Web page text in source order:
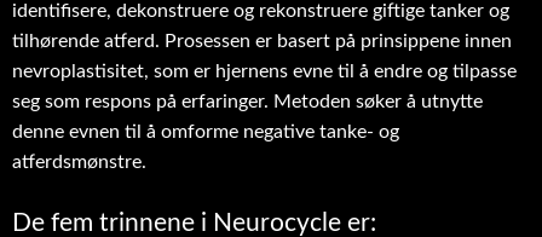
identifisere, dekonstruere og rekonstruere giftige tanker og
tilhørende atferd. Prosessen er basert på prinsippene innen
nevroplastisitet, som er hjernens evne til å endre og tilpasse
seg som respons på erfaringer. Metoden søker å utnytte
denne evnen til å omforme negative tanke- og
atferdsmønstre.
De fem trinnene i Neurocycle er: